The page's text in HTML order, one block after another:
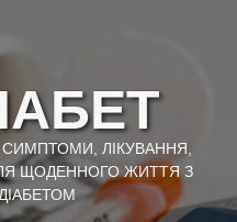
СИМПТОМИ, ЛІКУВАННЯ,
ЩОДЕННОГО ЖИТТЯ З